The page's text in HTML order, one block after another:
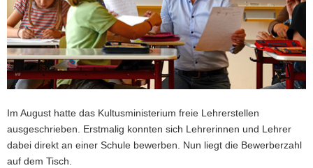
v
i
g
a
t
i
n
Im August hatte das Kultusministerium freie Lehrerstellen
ausgeschrieben. Erstmalig konnten sich Lehrerinnen und Lehrer
dabei direkt an einer Schule bewerben. Nun liegt die Bewerberzahl
auf dem Tisch.